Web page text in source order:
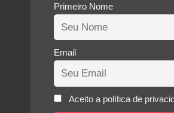
Primeiro Nome
Email
Aceito a política de